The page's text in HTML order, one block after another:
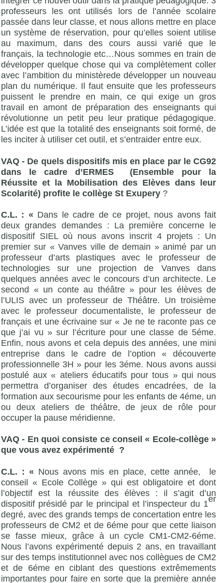
professeurs les ont utilisés lors de l’année scolaire
passée dans leur classe, et nous allons mettre en place
un système de réservation, pour qu’elles soient utilise
au maximum, dans des cours aussi varié que le
français, la technologie etc…Nous sommes en train de
développer quelque chose qui va complètement coller
avec l’ambition du ministèrede développer un nouveau
plan du numérique. Il faut ensuite que les professeurs
puissent le prendre en main, ce qui exige un gros
travail en amont de préparation des enseignants qui
révolutionne un petit peu leur pratique pédagogique.
L’idée est que la totalité des enseignants soit formé, de
les inciter à utiliser cet outil, et s’entraider entre eux.
VAQ - De quels dispositifs mis en place par le CG92
dans le cadre d’ERMES (Ensemble pour la
Réussite et la Mobilisation des Elèves dans leur
Scolarité) profite le collège St Exupery ?
C.L. : « Dans le cadre de ce projet, nous avons fait
deux grandes demandes : La première concerne le
dispositif SIEL où nous avons inscrit 4 projets : Un
premier sur « Vanves ville de demain » animé par un
professeur d’arts plastiques avec le professeur de
technologies sur une projection de Vanves dans
quelques années avec le concours d’un architecte. Le
second « un conte au théâtre » pour les élèves de
l’ULIS avec un professeur de Théâtre. Un troisième
avec le professeur documentaliste, le professeur de
français et une écrivaine sur « Je ne te raconte pas ce
que j’ai vu » sur l’écriture pour une classe de 5éme.
Enfin, nous avons et cela depuis des années, une mini
entreprise dans le cadre de l’option « découverte
professionnelle 3H » pour les 3éme. Nous avons aussi
postulé aux « ateliers éducatifs pour tous » qui nous
permettra d’organiser des études encadrées, de la
formation aux secourisme pour les enfants de 4éme, un
ou deux ateliers de théâtre, de jeux de rôle pour
occuper la pause méridienne.
VAQ - En quoi consiste ce conseil « Ecole-collège »
que vous avez expérimenté ?
C.L. : « Nous avons mis en place, cette année, le
conseil « Ecole Collège » qui est obligatoire et dont
l’objectif est la réussite des élèves : il s’agit d’un
dispositif présidé par le principal et l’inspecteur du 1er
degré, avec des grands temps de concertation entre les
professeurs de CM2 et de 6éme pour que cette liaison
se fasse mieux, grâce à un cycle CM1-CM2-6éme.
Nous l’avons expérimenté depuis 2 ans, en travaillant
sur des temps institutionnel avec nos collègues de CM2
et de 6éme en ciblant des questions extrêmements
importantes pour faire en sorte que la première année